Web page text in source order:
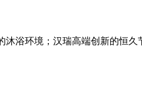
浴环境；汉瑞高端创新的恒久